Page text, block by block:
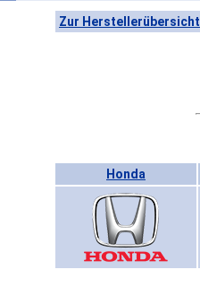
Zur Herstellerübersicht
Honda